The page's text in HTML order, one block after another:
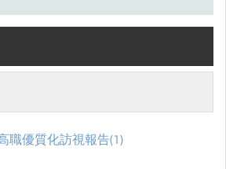
職優質化訪視報告(1)